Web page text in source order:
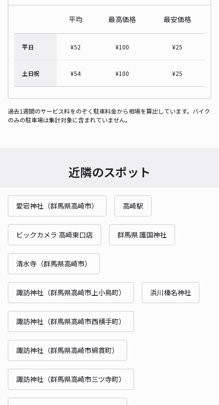
平均 最高価格 最安価格
平日 ¥52 ¥100 ¥25
土日祝 ¥54 ¥100 ¥25
過去1週間のサービス料をのぞく駐車料金から相場を算出しています。バイク
のみの駐車場は集計対象に含まれていません。
近隣のスポット
愛宕神社（群馬県高崎市） 高崎駅
ビックカメラ 高崎東口店 群馬県 護国神社
清水寺（群馬県高崎市）
諏訪神社（群馬県高崎市上小鳥町） 浜川榛名神社
諏訪神社（群馬県高崎市西横手町）
諏訪神社（群馬県高崎市綿貫町）
諏訪神社（群馬県高崎市三ツ寺町）